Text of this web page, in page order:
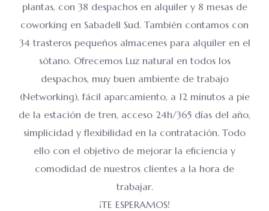
plantas, con 38 despachos en alquiler y 8 mesas de
coworking en Sabadell Sud. También contamos con
34 trasteros pequeños almacenes para alquiler en el
sótano. Ofrecemos Luz natural en todos los
despachos, muy buen ambiente de trabajo
(Networking), fácil aparcamiento, a 12 minutos a pie
de la estación de tren, acceso 24h/365 días del año,
simplicidad y flexibilidad en la contratación. Todo
ello con el objetivo de mejorar la eficiencia y
comodidad de nuestros clientes a la hora de
trabajar.
¡TE ESPERAMOS!